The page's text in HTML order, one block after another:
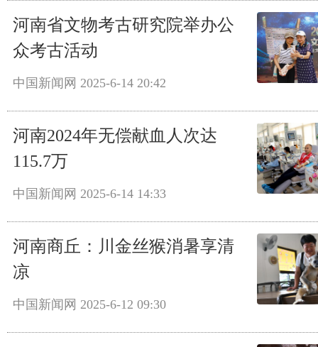
河南省文物考古研究院举办公
众考古活动
中国新闻网 2025-6-14 20:42
河南2024年无偿献血人次达
115.7万
中国新闻网 2025-6-14 14:33
河南商丘：川金丝猴消暑享清
凉
中国新闻网 2025-6-12 09:30